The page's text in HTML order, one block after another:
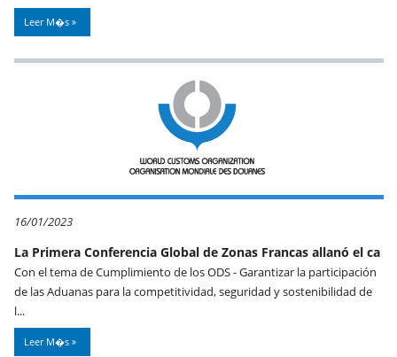
Leer M�s
16/01/2023
La Primera Conferencia Global de Zonas Francas allanó el ca
Con el tema de Cumplimiento de los ODS - Garantizar la participación
de las Aduanas para la competitividad, seguridad y sostenibilidad de
l...
Leer M�s